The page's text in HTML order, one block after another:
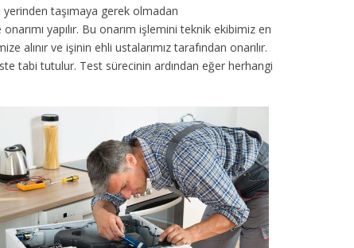
yerinden taşımaya gerek olmadan
yapılır. Bu onarım işlemini teknik ekibimiz en
ve işinin ehli ustalarımız tarafından onarılır.
tabi tutulur. Test sürecinin ardından eğer herhangi